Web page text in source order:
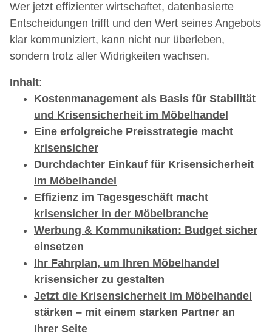
Wer jetzt effizienter wirtschaftet, datenbasierte
Entscheidungen trifft und den Wert seines Angebots
klar kommuniziert, kann nicht nur überleben,
sondern trotz aller Widrigkeiten wachsen.
Inhalt:
Kostenmanagement als Basis für Stabilität
und Krisensicherheit im Möbelhandel
Eine erfolgreiche Preisstrategie macht
krisensicher
Durchdachter Einkauf für Krisensicherheit
im Möbelhandel
Effizienz im Tagesgeschäft macht
krisensicher in der Möbelbranche
Werbung & Kommunikation: Budget sicher
einsetzen
Ihr Fahrplan, um Ihren Möbelhandel
krisensicher zu gestalten
Jetzt die Krisensicherheit im Möbelhandel
stärken – mit einem starken Partner an
Ihrer Seite